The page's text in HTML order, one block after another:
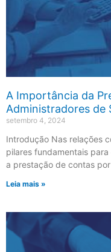
A Importância da
Administradores de
setembro 4, 2024
Introdução Nas relações
pilares fundamentais
a prestação de contas
Leia mais »